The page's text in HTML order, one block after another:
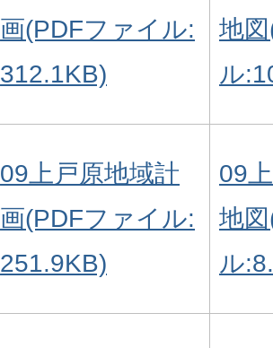
画(PDFファイル:
312.1KB)
地
ル
09上戸原地域計
画(PDFファイル:
251.9KB)
09
地
ル